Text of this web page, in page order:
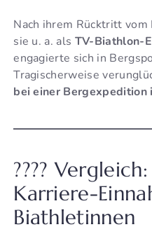
Nach ihrem Rücktritt
sie u. a. als TV-Biathlon-
engagierte sich in
Tragischerweise
bei einer Bergexpedition
????
Karriere-
Biathletinnen